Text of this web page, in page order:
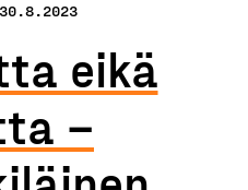
30.8.2023
eikä
–